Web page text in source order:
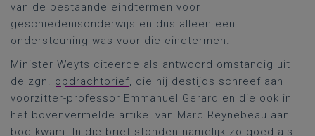
van de bestaande eindtermen voor
geschiedenisonderwijs en dus alleen een
ondersteuning was voor die eindtermen.
Minister Weyts citeerde als antwoord omstandig uit
de zgn. opdrachtbrief, die hij destijds schreef aan
voorzitter-professor Emmanuel Gerard en die ook in
het bovenvermelde artikel van Marc Reynebeau aan
bod kwam. In die brief stonden namelijk zo goed als